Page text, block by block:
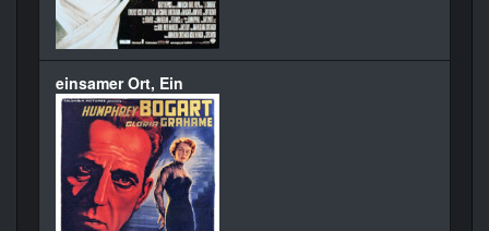
einsamer Ort, Ein